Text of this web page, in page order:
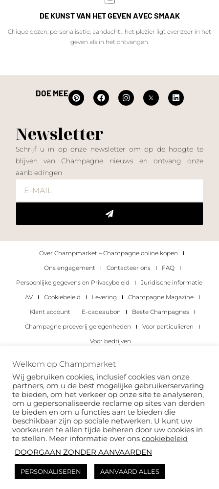
DE KUNST VAN HET GEVEN AVEC SMAAK
Chique dozen, personalisatie, aandacht... het plezier ligt evenzeer in het
geven als in het ontvangen.
DOE MEE
Newsletter
Schrijf u in op onze newsletter om op de hoogte te
blijven van Champagne nieuws en ontvang onze
aanbiedingen
Over Champmarket – Champagne online kopen
Ons engagement
Contacteer ons
FAQ
Persoonlijke gegevens en Privacybeleid
Juridische informatie
AV
Cookiebeleid Levering
Champagne Magazine
Klant account
E-cadeaubon
Beste Champagnes
Champagne proeverij gelegenheden
Voor particulieren
Voor bedrijven
Copyright 2022 © alle rechten voorbehouden.
GEZONDHEID. DRINK MET VERSTAND.
Deze site wordt beschermd door reCAPTCHA en hetprivacybeleid
Welkom op Champmarket
Wij gebruiken cookies, inclusief cookies van onze
partners, om u de best mogelijke gebruikerservaring
te bieden, om het verkeer op onze site te analyseren,
om u gepersonaliseerde reclame op sites van derden
te bieden en om u functies aan te bieden die
beschikbaar zijn op sociale netwerken. U kunt uw
voorkeuren te allen tijde beheren door uw cookies in
te stellen. Meer informatie over ons cookiebeleid
DOORGAAN ZONDER AANVAARDEN
PERSONALISEREN AANVAARD ALLES